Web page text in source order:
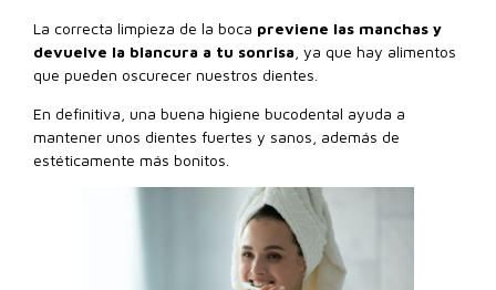
La correcta limpieza de la boca previene las manchas y
devuelve la blancura a tu sonrisa , ya que hay alimentos
que pueden oscurecer nuestros dientes.
En definitiva, una buena higiene bucodental ayuda a
mantener unos dientes fuertes y sanos, además de
estéticamente más bonitos.